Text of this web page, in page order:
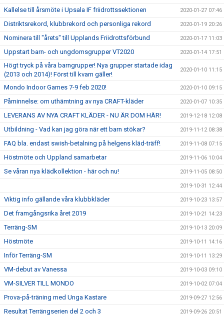
Kallelse till årsmöte i Upsala IF friidrottssektionen 2020-01-27 07:46
Distriktsrekord, klubbrekord och personliga rekord 2020-01-19 20:26
Nominera till "årets" till Upplands Friidrottsförbund 2020-01-17 11:03
Uppstart barn- och ungdomsgrupper VT2020 2020-01-14 17:51
Högt tryck på våra barngrupper! Nya grupper startade idag
(2013 och 2014)! Först till kvarn gäller!
2020-01-10 11:15
Mondo Indoor Games 7-9 feb 2020! 2020-01-10 09:15
Påminnelse: om uthämtning av nya CRAFT-kläder 2020-01-07 10:35
LEVERANS AV NYA CRAFT KLÄDER - NU ÄR DOM HÄR! 2019-12-18 12:08
Utbildning - Vad kan jag göra när ett barn stökar? 2019-11-12 08:38
FAQ bla. endast swish-betalning på helgens kläd-träff! 2019-11-08 07:15
Höstmöte och Uppland samarbetar 2019-11-06 10:04
Se våran nya klädkollektion - här och nu! 2019-11-05 08:50
2019-10-31 12:44
Viktig info gällande våra klubbkläder 2019-10-23 13:57
Det framgångsrika året 2019 2019-10-21 14:23
Terräng-SM 2019-10-13 20:09
Höstmöte 2019-10-11 14:16
Inför Terräng-SM 2019-10-11 13:29
VM-debut av Vanessa 2019-10-03 09:10
VM-SILVER TILL MONDO 2019-10-02 07:04
Prova-på-träning med Unga Kastare 2019-09-27 12:56
Resultat Terrängserien del 2 och 3 2019-09-26 20:51